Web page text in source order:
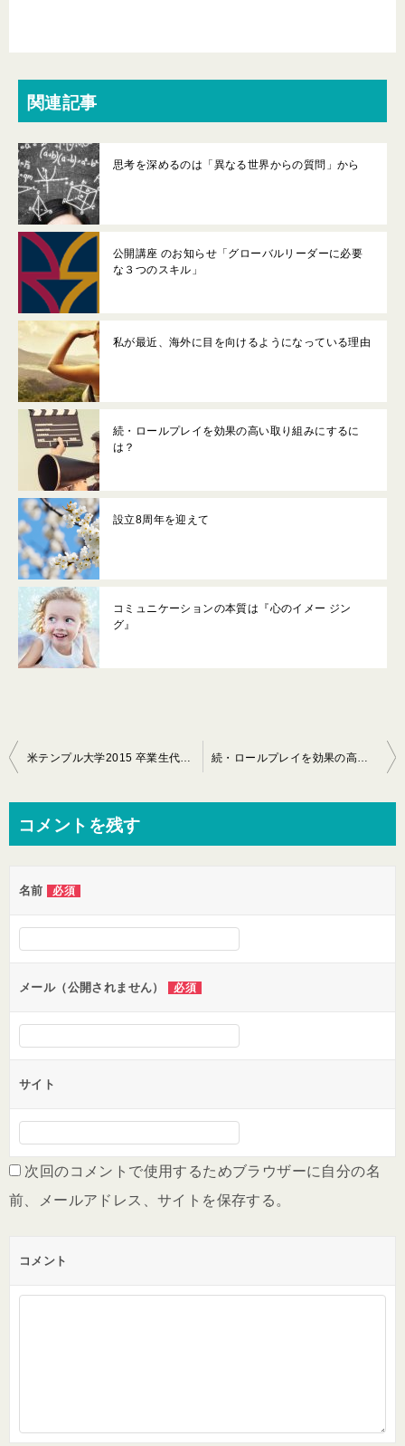
関連記事
思考を深めるのは「異なる世界からの質問」から
公開講座 のお知らせ「グローバルリーダーに必要
な３つのスキル」
私が最近、海外に目を向けるようになっている理由
続・ロールプレイを効果の高い取り組みにするに
は？
設立8周年を迎えて
コミュニケーションの本質は『心のイメー ジン
グ』
投
ビ
ー
シ
ン
米テンプル大学2015 卒業生代表スピーチ 西野浩輝 続・ロールプレイを効果の高い取り組みにするには？
コメントを残す
名前 必須
メール（公開されません） 必須
サイト
次回のコメントで使用するためブラウザーに自分の名
前、メールアドレス、サイトを保存する。
コメント